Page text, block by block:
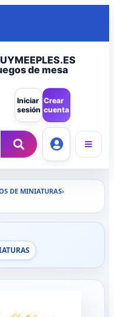
de mesa
Iniciar
sesión
Crear
cuenta
DE MINIATURAS›